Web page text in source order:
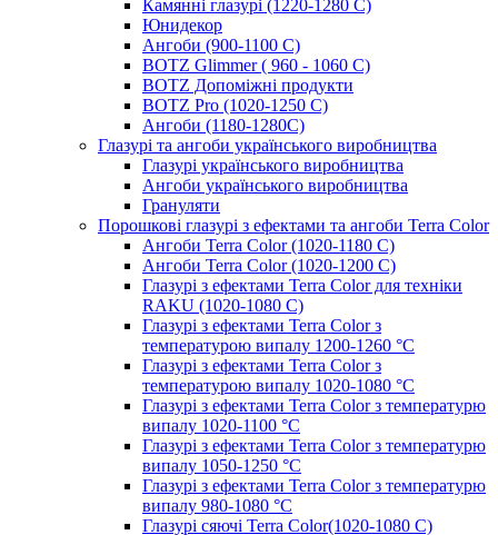
Камянні глазурі (1220-1280 С)
Юнидекор
Ангоби (900-1100 С)
BOTZ Glimmer ( 960 - 1060 С)
BOTZ Допоміжні продукти
BOTZ Pro (1020-1250 C)
Ангоби (1180-1280С)
Глазурі та ангоби українського виробництва
Глазурі українського виробництва
Ангоби українського виробництва
Грануляти
Порошкові глазурі з ефектами та ангоби Terra Color
Ангоби Terra Color (1020-1180 С)
Ангоби Terra Color (1020-1200 С)
Глазурі з ефектами Terra Color для техніки
RAKU (1020-1080 С)
Глазурі з ефектами Terra Color з
температурою випалу 1200-1260 °С
Глазурі з ефектами Terra Color з
температурою випалу 1020-1080 °С
Глазурі з ефектами Terra Color з температурю
випалу 1020-1100 °С
Глазурі з ефектами Terra Color з температурю
випалу 1050-1250 °С
Глазурі з ефектами Terra Color з температурю
випалу 980-1080 °С
Глазурі сяючі Terra Color(1020-1080 С)